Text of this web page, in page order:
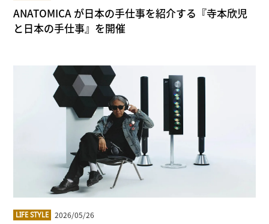
ANATOMICA が日本の手仕事を紹介する『寺本欣児
と日本の手仕事』を開催
LIFE STYLE 2026/05/26